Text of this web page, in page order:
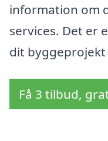
information om
services. Det er
dit byggeprojekt
Få 3 tilbud,